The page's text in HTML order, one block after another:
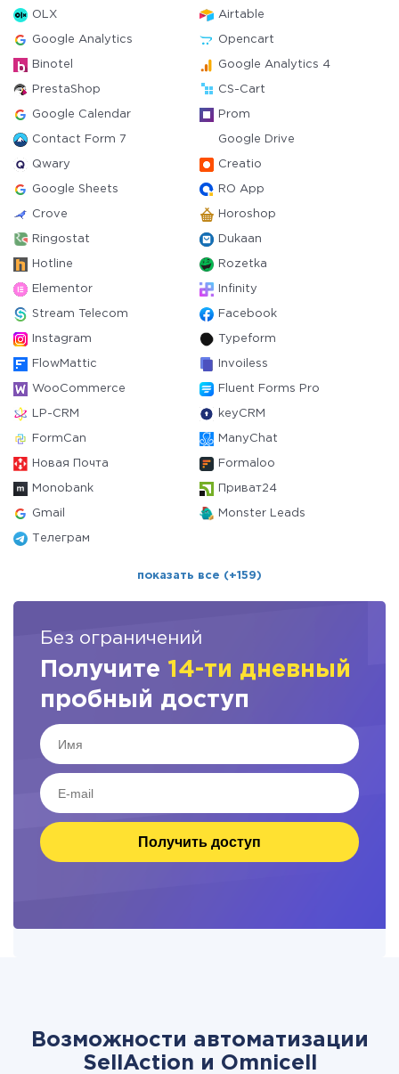
OLX Airtable
Google Analytics Opencart
Binotel Google Analytics 4
PrestaShop CS-Cart
Google Calendar Prom
Contact Form 7 Google Drive
Qwary Creatio
Google Sheets RO App
Crove Horoshop
Ringostat Dukaan
Hotline Rozetka
Elementor Infinity
Stream Telecom Facebook
Instagram Typeform
FlowMattic Invoiless
WooCommerce Fluent Forms Pro
LP-CRM keyCRM
FormCan ManyChat
Новая Почта Formaloo
Monobank Приват24
Gmail Monster Leads
Телеграм
показать все (+159)
Без ограничений
Получите 14-ти дневный
пробный доступ
Получить доступ
Возможности автоматизации
SellAction и Omnicell